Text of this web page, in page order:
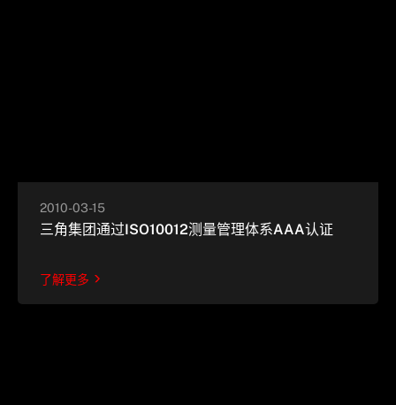
2010-03-15
三角集团通过ISO10012测量管理体系AAA认证
了解更多